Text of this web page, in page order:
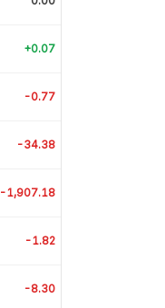
+0.07
-0.77
-34.38
-1,907.18
-1.82
-8.30